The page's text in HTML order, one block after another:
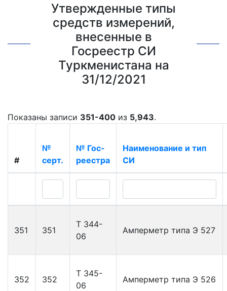
Утвержденные типы
средств измерений,
внесенные в
Госреестр СИ
Туркменистана на
31/12/2021
Показаны записи 351-400 из 5,943.
#
№
серт.
№ Гос-
реестра
Наименование и тип
СИ
351 351
Т 344-
06
Амперметр типа Э 527
352 352
Т 345-
06
Амперметр типа Э 526